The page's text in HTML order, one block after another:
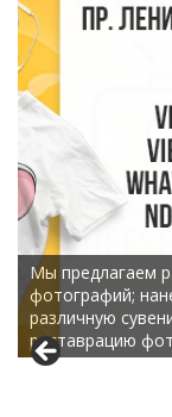
Мы предлагаем
фотографий;
различную
реставрацию